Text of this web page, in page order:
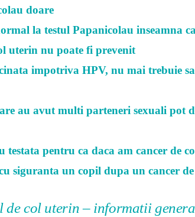
doare
la testul Papanicolau inseamna
uterin nu poate fi prevenit
impotriva HPV, nu mai trebuie
au avut multi parteneri sexuali pot
testata pentru ca daca am cancer de
siguranta un copil dupa un cancer
de col uterin – informatii